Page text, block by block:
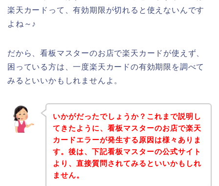
楽天カードって、有効期限が切れると使えないんです
よね～♪
だから、看板マスターのお店で楽天カードが使えず、
困っている方は、一度楽天カードの有効期限を調べて
みるといいかもしれませんよ。
いかがだったでしょうか？これまで説明し
てきたように、看板マスターのお店で楽天
カードエラーが発生する原因は様々ありま
す。後は、下記看板マスターの公式サイト
より、直接質問されてみるといいかもしれ
ません。